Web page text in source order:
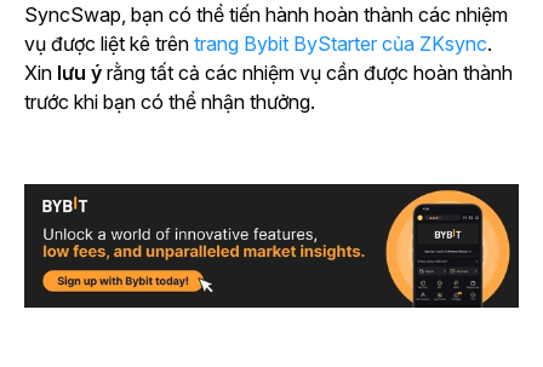
SyncSwap, bạn có thể tiến hành hoàn thành các nhiệm
vụ được liệt kê trên trang Bybit ByStarter của ZKsync.
Xin lưu ý rằng tất cả các nhiệm vụ cần được hoàn thành
trước khi bạn có thể nhận thưởng.